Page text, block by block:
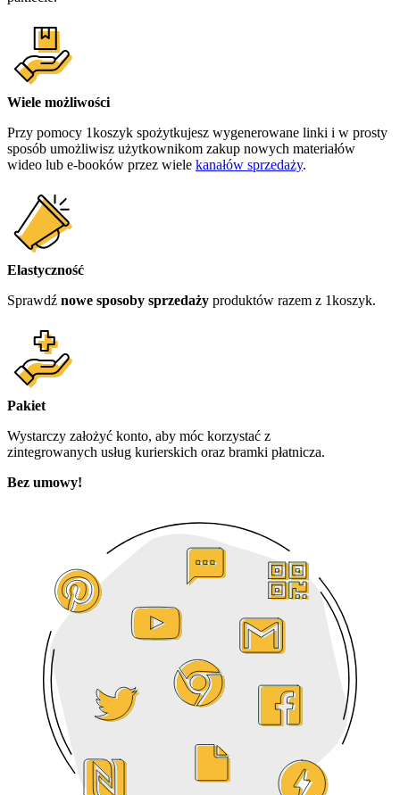
Wiele możliwości
Przy pomocy 1koszyk spożytkujesz wygenerowane linki i w prosty
sposób umożliwisz użytkownikom zakup nowych materiałów
wideo lub e-booków przez wiele kanałów sprzedaży.
Elastyczność
Sprawdź nowe sposoby sprzedaży produktów razem z 1koszyk.
Pakiet
Wystarczy założyć konto, aby móc korzystać z
zintegrowanych usług kurierskich oraz bramki płatnicza.
Bez umowy!